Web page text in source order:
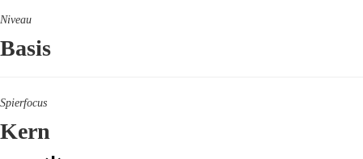
Niveau
Basis
Spierfocus
Kern